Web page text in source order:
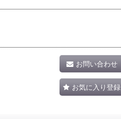
お問い合わせ
お気に入り登録